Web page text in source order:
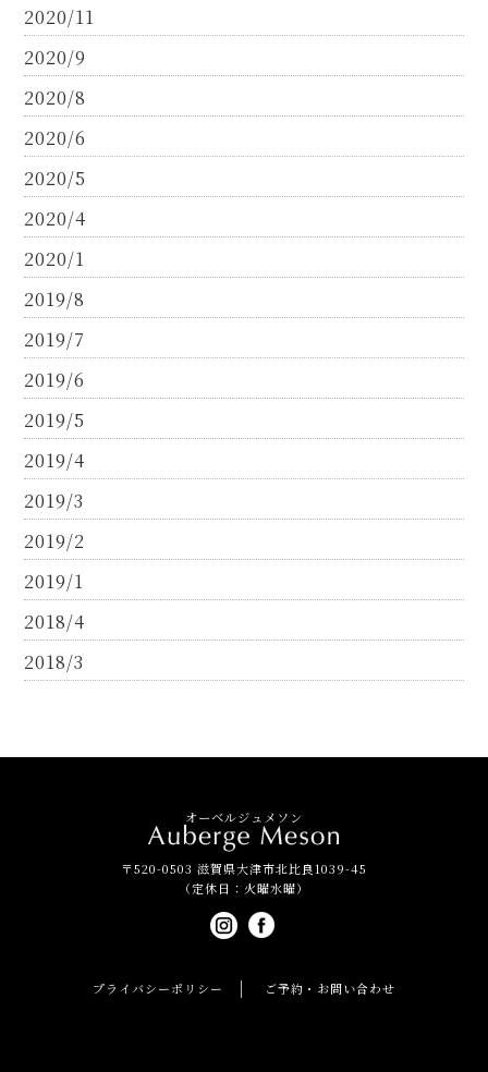
2020/11
2020/9
2020/8
2020/6
2020/5
2020/4
2020/1
2019/8
2019/7
2019/6
2019/5
2019/4
2019/3
2019/2
2019/1
2018/4
2018/3
オーベルジュメソン
〒520-0503 滋賀県大津市北比良1039-45
（定休日：火曜水曜）
プライバシーポリシー ご予約・お問い合わせ